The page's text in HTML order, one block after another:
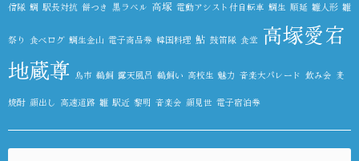
信隊 鯛 駅長対抗 餅つき 黒ラベル 高塚 電動アシスト付自転車 鯛生 順延 雛人形 雛
祭り 食べログ 鯛生金山 電子商品券 韓国料理 鮎 鼓笛隊 食堂 高塚愛宕
地蔵尊 鳥市 鵜飼 露天風呂 鵜飼い 高校生 魅力 音楽大パレード 飲み会 麦
焼酎 顔出し 高速道路 雛 駅近 黎明 音楽会 顔見世 電子宿泊券